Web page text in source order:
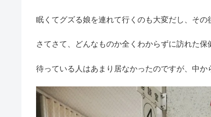
眠くてグズる娘を連れて行くのも大変だし、そ
さてさて、どんなものか全くわからずに訪れた保
待っている人はあまり居なかったのですが、中